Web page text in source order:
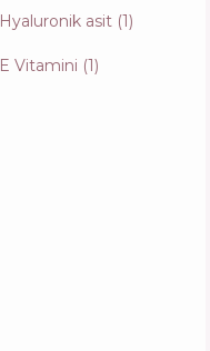
Hyaluronik asit (1)
E Vitamini (1)